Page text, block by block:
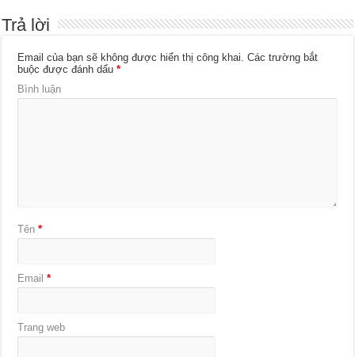
Trả lời
Email của bạn sẽ không được hiển thị công khai. Các trường bắt
buộc được đánh dấu*
Bình luận
Tên*
Email*
Trang web